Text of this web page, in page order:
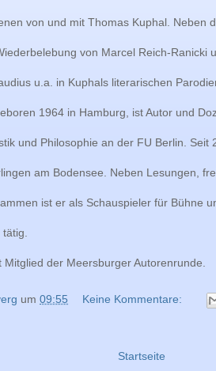
von und mit Thomas Kuphal. Neben
von Marcel Reich-Ranicki
u.a. in Kuphals literarischen
1964 in Hamburg, ist Autor und
und Philosophie an der FU Berlin. Seit
am Bodensee. Neben Lesungen,
ist er als Schauspieler für Bühne
der Meersburger Autorenrunde.
um 09:55 Keine Kommentare:
Startseite